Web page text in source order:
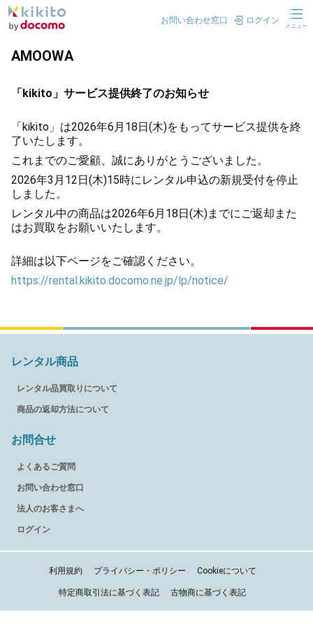
お問い合わせ窓口 ログイン
メニュー
AMOOWA
「kikito」サービス提供終了のお知らせ
「kikito」は2026年6月18日(木)をもってサービス提供を終
了いたします。
これまでのご愛顧、誠にありがとうございました。
2026年3月12日(木)15時にレンタル申込の新規受付を停止
しました。
レンタル中の商品は2026年6月18日(木)までにご返却また
はお買取をお願いいたします。
詳細は以下ページをご確認ください。
https://rental.kikito.docomo.ne.jp/lp/notice/
レンタル商品
レンタル品買取りについて
商品の返却方法について
お問合せ
よくあるご質問
お問い合わせ窓口
法人のお客さまへ
ログイン
利用規約 プライバシー・ポリシー Cookieについて
特定商取引法に基づく表記 古物商に基づく表記